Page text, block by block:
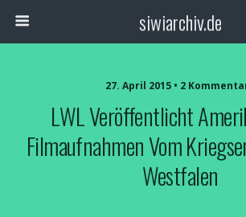
siwiarchiv.de
27. April 2015 • 2
LWL Veröffentlicht
Filmaufnahmen Vom
Westfalen